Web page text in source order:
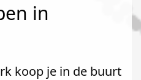
in
koop je in de buurt